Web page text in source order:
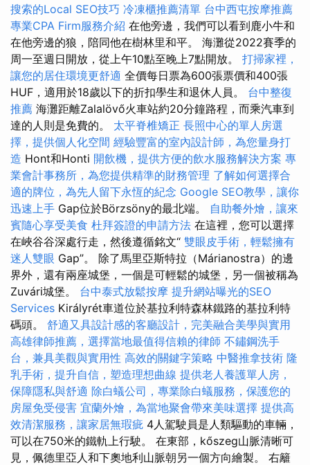
搜索的Local SEO技巧 冷凍櫃推薦清單 台中西屯按摩推薦
專業CPA Firm服務介紹 在他旁邊，我們可以看到鹿小牛和
在他旁邊的狼，陪同他在樹林里和平。 海灘從2022賽季的
周一至週日開放，從上午10點至晚上7點開放。 打掃家裡，
讓您的居住環境更舒適 全價每日票為600張票價和400張
HUF，適用於18歲以下的折扣學生和退休人員。 台中整復
推薦 海灘距離Zalalövő火車站約20分鐘路程，而乘汽車到
達的人則是免費的。 太平脊椎矯正 長照中心的單人房選
擇，提供個人化空間 經驗豐富的室內設計師，為您量身打
造 Hont和Honti 開飲機，提供方便的飲水服務解決方案 專
業會計事務所，為您提供精準的財務管理 了解如何選擇合
適的牌位，為先人留下永恆的紀念 Google SEO教學，讓你
迅速上手 Gap位於Börzsöny的最北端。 自助餐外燴，讓來
賓隨心享受美食 杜拜簽證的申請方法 在這裡，您可以選擇
在峽谷谷深處行走，然後遵循銘文“ 雙眼皮手術，輕鬆擁有
迷人雙眼 Gap”。 除了馬里亞斯特拉（Márianostra）的邊
界外，還有兩座城堡，一個是可輕鬆的城堡，另一個被稱為
Zuvári城堡。 台中泰式放鬆按摩 提升網站曝光的SEO
Services Királyrét車道位於基拉利特森林鐵路的基拉利特
碼頭。 舒適又具設計感的客廳設計，完美融合美學與實用
高雄律師推薦，選擇當地最值得信賴的律師 不鏽鋼洗手
台，兼具美觀與實用性 高效的關鍵字策略 中醫推拿技術 隆
乳手術，提升自信，塑造理想曲線 提供老人養護單人房，
保障隱私與舒適 除白蟻公司，專業除白蟻服務，保護您的
房屋免受侵害 宜蘭外燴，為當地聚會帶來美味選擇 提供高
效清潔服務，讓家居無瑕疵 4人駕駛員是人類驅動的車輛，
可以在750米的鐵軌上行駛。 在東部，kőszeg山脈清晰可
見，佩德里亞人和下奧地利山脈朝另一個方向繪製。 右籬